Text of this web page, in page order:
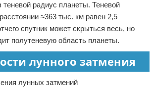
теневой радиус планеты. Теневой
≈363 тыс. км равен 2,5
спутник может скрыться весь, но
полутеневую область планеты.
лунного затмения